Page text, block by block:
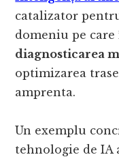
catalizator
domeniu pe
diagnosticarea
optimizarea
amprenta.
Un exemplu
tehnologie de IA